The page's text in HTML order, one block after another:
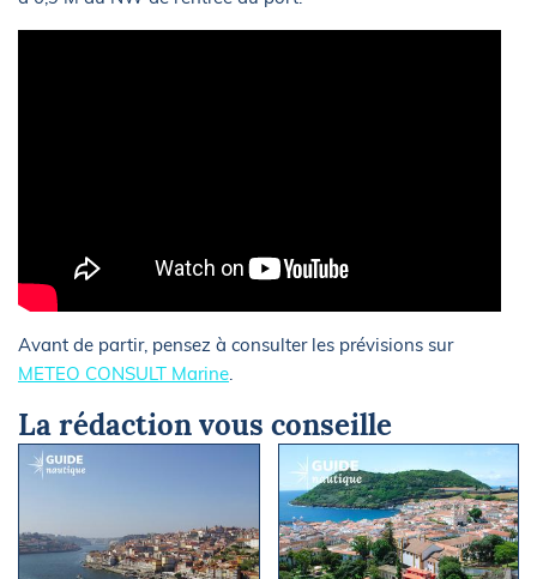
Avant de partir, pensez à consulter les prévisions sur
METEO CONSULT Marine
La rédaction vous conseille